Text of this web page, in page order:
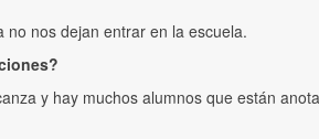
nos dejan entrar en la escuela.
y hay muchos alumnos que están